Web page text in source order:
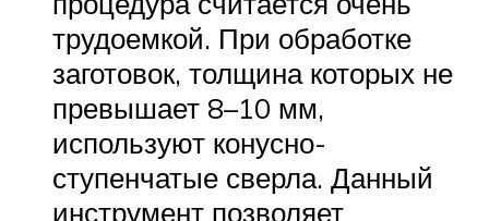
трудоемкой. При обработке
заготовок, толщина которых не
превышает 8–10 мм,
используют конусно-
ступенчатые сверла. Данный
инструмент позволяет